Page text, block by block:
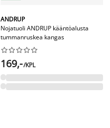
ANDRUP
Nojatuoli ANDRUP kääntöalusta
tummanruskea kangas






169,-/KPL